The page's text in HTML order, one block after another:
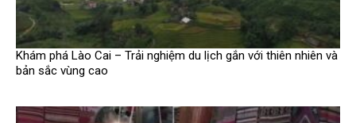
Khám phá Lào Cai – Trải nghiệm du lịch gắn với thiên nhiên và
bản sắc vùng cao